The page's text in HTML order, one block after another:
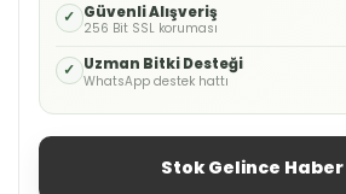
✓ Güvenli Alışveriş
256 Bit SSL koruması
✓ Uzman Bitki Desteği
WhatsApp destek hattı
Stok Gelince